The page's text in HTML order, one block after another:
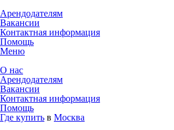
Арендодателям
Вакансии
Контактная информация
Помощь
Меню
О нас
Арендодателям
Вакансии
Контактная информация
Помощь
Где купить в Москва